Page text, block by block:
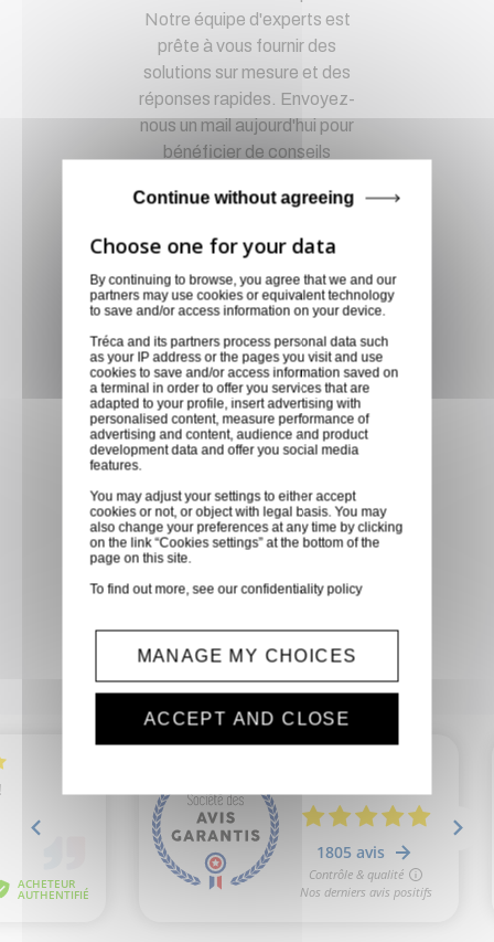
Notre équipe d'experts est
prête à vous fournir des
solutions sur mesure et des
réponses rapides. Envoyez-
nous un mail aujourd'hui pour
bénéficier de conseils
recevoir un devis personnalisé,
spécifiques
Magasin physique
Découvrez une expérience de
shopping unique en visitant
notre boutique, où nos
professionnels dévoués sont
prêts à vous offrir des conseils
personnalisés. Rencontrez-
nous en magasin et laissez-
nous transformer votre visite en
une expérience de shopping sur
mesure, répondant
vos envies.
By continuing to browse, you agree that we and our
partners may use cookies or equivalent technology
to save and/or access information on your device.
Tréca and its partners process personal data such
as your IP address or the pages you visit and use
cookies to save and/or access information saved on
a terminal in order to offer you services that are
adapted to your profile, insert advertising with
personalised content, measure performance of
advertising and content, audience and product
development data and offer you social media
features.
You may adjust your settings to either accept
cookies or not, or object with legal basis. You may
also change your preferences at any time by clicking
on the link “Cookies settings” at the bottom of the
page on this site.
To find out more, see ourconfidentiality policy
Continue without agreeing
MANAGE MY CHOICES
ACCEPT AND CLOSE